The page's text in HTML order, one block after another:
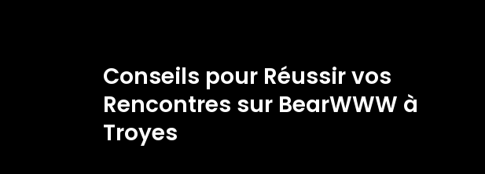
Conseils pour Réussir vos
Rencontres sur BearWWW à
Troyes